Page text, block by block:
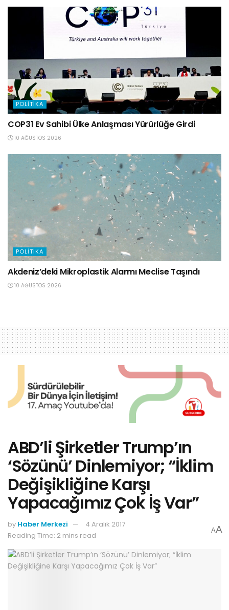
POLITIKA
COP31 Ev Sahibi Ülke Anlaşması Yürürlüğe Girdi
10 AĞUSTOS 2026
POLITIKA
Akdeniz’deki Mikroplastik Alarmı Meclise Taşındı
10 AĞUSTOS 2026
ABD’li Şirketler Trump’ın
‘Sözünü’ Dinlemiyor; “İklim
Değişikliğine Karşı
Yapacağımız Çok İş Var”
by Haber Merkezi
4 Aralık 2017
Reading Time: 2 mins read
AA